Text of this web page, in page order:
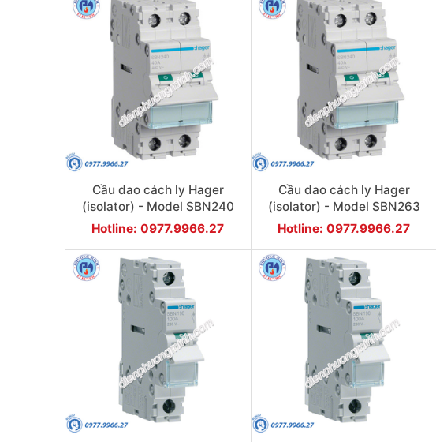
Cầu dao cách ly Hager
(isolator) - Model SBN240
Hotline: 0977.9966.27
Cầu dao cách ly Hager
(isolator) - Model SBN263
Hotline: 0977.9966.27